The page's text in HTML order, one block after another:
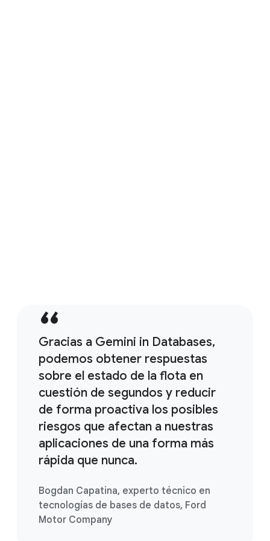
Gracias a Gemini in Databases,
podemos obtener respuestas
sobre el estado de la flota en
cuestión de segundos y reducir
de forma proactiva los posibles
riesgos que afectan a nuestras
aplicaciones de una forma más
rápida que nunca.
Bogdan Capatina, experto técnico en
tecnologías de bases de datos, Ford
Motor Company